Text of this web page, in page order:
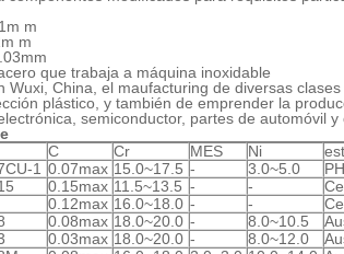
m
m
que trabaja a máquina inoxidable
Wuxi, China, el maufacturing de diversas
plástico, y también de emprender la
semiconductor, partes de automóvil y
C Cr MES Ni
1 0.07max 15.0~17.5 - 3.0~5.0
PH
0.15max 11.5~13.5 - -
0.12max 16.0~18.0 - -
0.08max 18.0~20.0 - 8.0~10.5
0.03max 18.0~20.0 - 8.0~12.0